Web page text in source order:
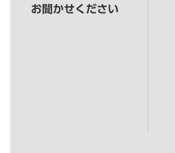
お聞かせください